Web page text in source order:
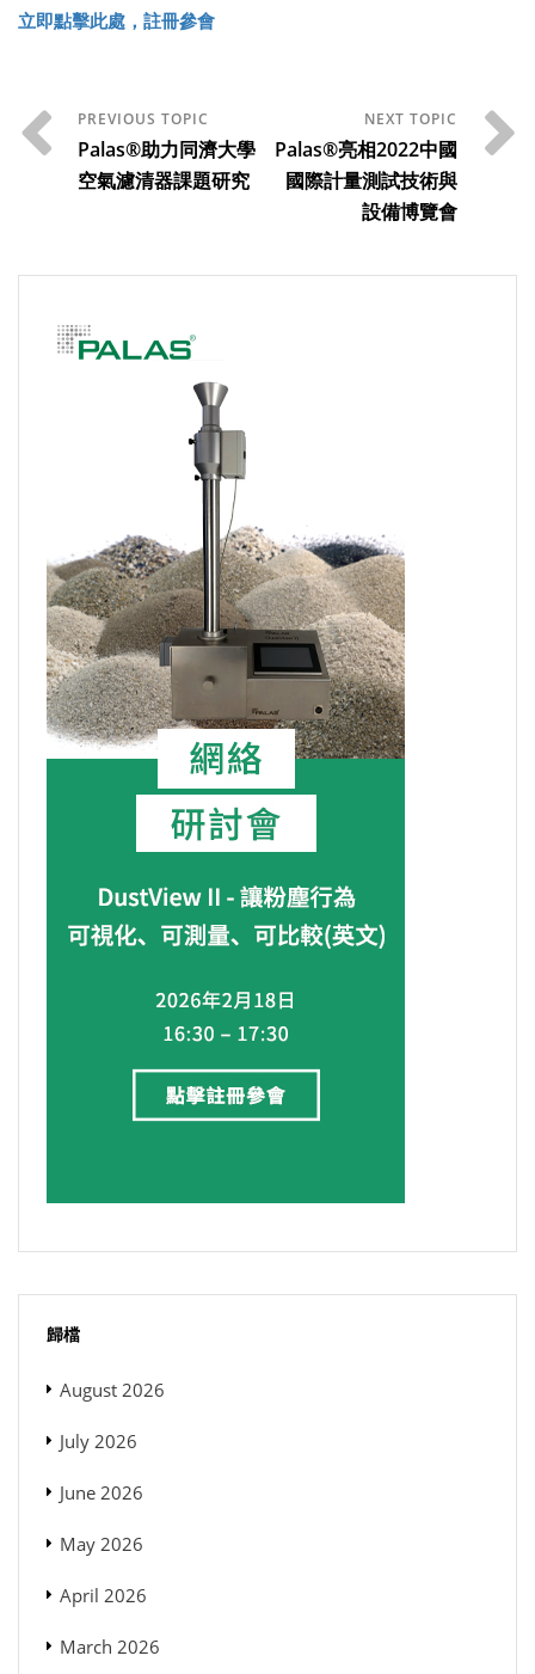
立即點擊此處，註冊參會
Palas®助力同濟大學
空氣濾清器課題研究
Palas®亮相2022中國
國際計量測試技術與
設備博覽會
歸檔
August 2026
July 2026
June 2026
May 2026
April 2026
March 2026